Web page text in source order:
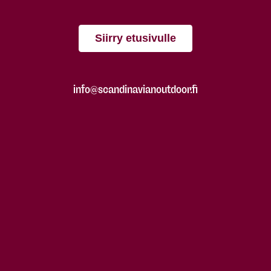
Siirry etusivulle
info@scandinavianoutdoor.fi